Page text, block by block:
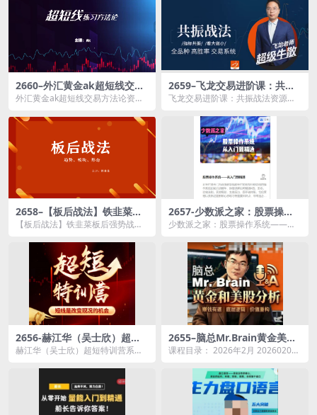
2660–外汇黄金ak超短线交易
方法论-1.26GB
外汇黄金ak超短线交易方法论资源
方...
2659–飞龙交易进阶课：共振
战法-0.11GB
飞龙交易进阶课：共振战法资源简
2658–【板后战法】铁韭菜板
后强势战法-8.73GB
【板后战法】铁韭菜板后强势战法
势...
2657-少数派之家：股票操作
系统——从入门到精通-3.2GB
少数派之家：股票操作系统——从
录： ...
2656-赫江华（吴士欣）超短
特训营系统课+资料 短线是改
赫江华（吴士欣）超短特训营系统
源简介： &nbs...
2655–脑总Mr.Brain黄金美股
投资分析课程-15GB
课程目录： 2026年2月 20260209